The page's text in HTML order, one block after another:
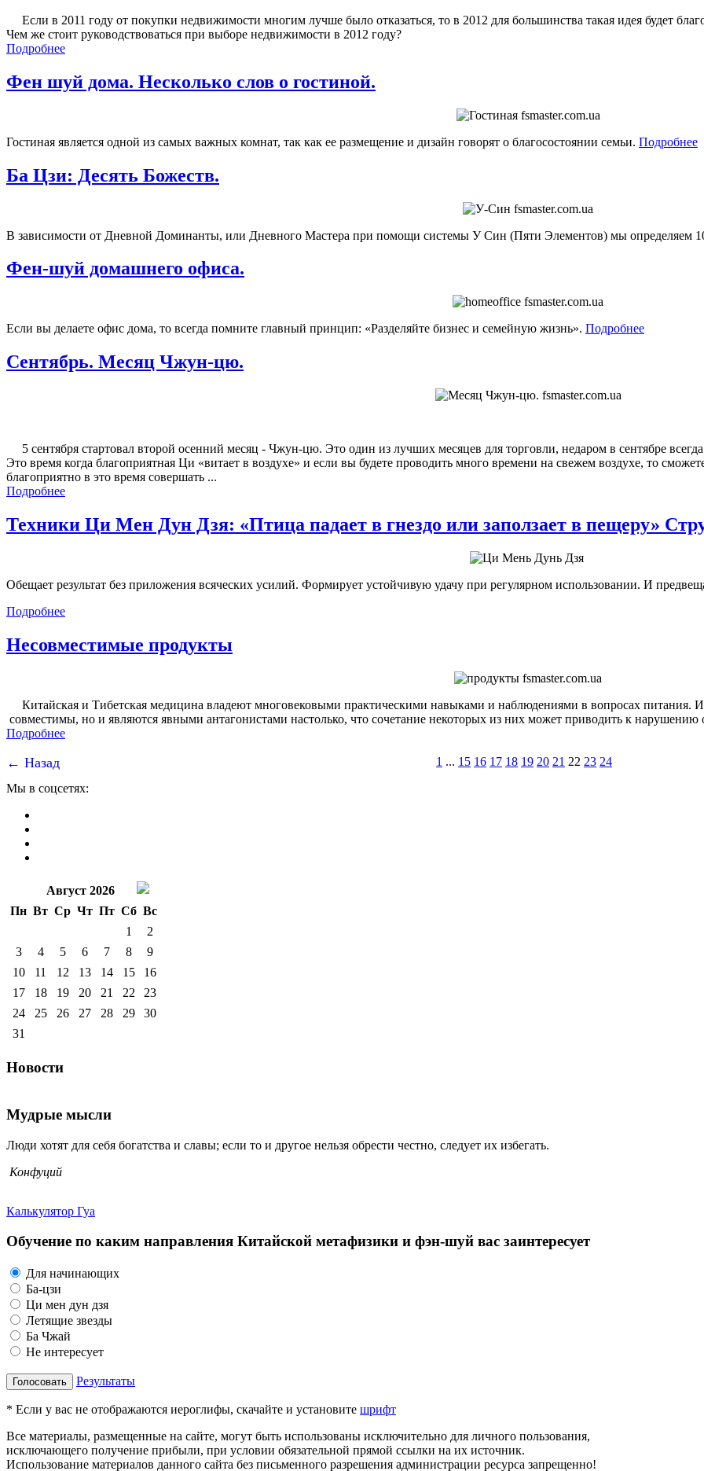
Если в 2011 году от покупки недвижимости многим лучше было отказаться, то в 2012 для большинства такая идея будет
Чем же стоит руководствоваться при выборе недвижимости в 2012 году?
Подробнее
Фен шуй дома. Несколько слов о гостиной.
Гостиная является одной из самых важных комнат, так как ее размещение и дизайн говорят о благосостоянии семьи. Подробнее
Ба Цзи: Десять Божеств.
В зависимости от Дневной Доминанты, или Дневного Мастера при помощи системы У Син (Пяти Элементов) мы определяем
Фен-шуй домашнего офиса.
Если вы делаете офис дома, то всегда помните главный принцип: «Разделяйте бизнес и семейную жизнь». Подробнее
Сентябрь. Месяц Чжун-цю.
5 сентября стартовал второй осенний месяц - Чжун-цю. Это один из лучших месяцев для торговли, недаром в сентябре
Это время когда благоприятная Ци «витает в воздухе» и если вы будете проводить много времени на свежем воздухе, то
благоприятно в это время совершать ...
Подробнее
Техники Ци Мен Дун Дзя: «Птица падает в гнездо или заползает в пещеру»
Обещает результат без приложения всяческих усилий. Формирует устойчивую удачу при регулярном использовании. И
Подробнее
Несовместимые продукты
Китайская и Тибетская медицина владеют многовековыми практическими навыками и наблюдениями в вопросах питания. И
совместимы, но и являются явными антагонистами настолько, что сочетание некоторых из них может приводить к
Подробнее
← Назад 1 ... 15 16 17 18 19 20 21 22 23 24
Мы в соцсетях:
Август 2026
Пн Вт Ср Чт Пт Сб Вс
1
2
3
4 5 6 7 8
9
10
11 12 13 14 15
16
17
18 19 20 21 22
23
24
25 26 27 28 29
30
31
Новости
Мудрые мысли
Люди хотят для себя богатства и славы; если то и другое нельзя обрести честно, следует их избегать.
Конфуций
Калькулятор Гуа
Обучение по каким направления Китайской метафизики и фэн-шуй вас заинтересует
Для начинающих
Ба-цзи
Ци мен дун дзя
Летящие звезды
Ба Чжай
Не интересует
Голосовать Результаты
* Если у вас не отображаются иероглифы, скачайте и установите шрифт
Все материалы, размещенные на сайте, могут быть использованы исключительно для личного пользования,
исключающего получение прибыли, при условии обязательной прямой ссылки на их источник.
Использование материалов данного сайта без письменного разрешения администрации ресурса запрещенно!